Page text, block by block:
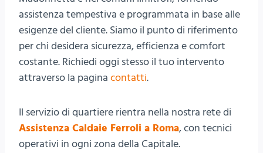
assistenza tempestiva e programmata in base alle
esigenze del cliente. Siamo il punto di riferimento
per chi desidera sicurezza, efficienza e comfort
costante. Richiedi oggi stesso il tuo intervento
attraverso la pagina contatti.
Il servizio di quartiere rientra nella nostra rete di
Assistenza Caldaie Ferroli a Roma, con tecnici
operativi in ogni zona della Capitale.